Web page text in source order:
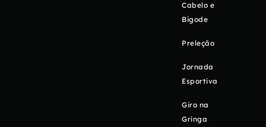
Cabelo e
Bigode
Preleção
Jornada
Esportiva
Giro na
Gringa